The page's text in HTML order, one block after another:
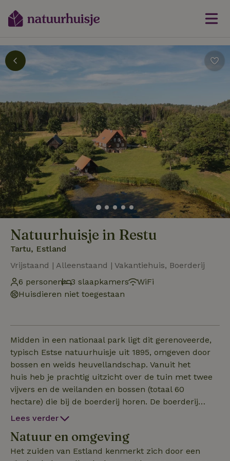
Natuurhuisje in Restu
Tartu, Estland
Vrijstaand | Alleenstaand | Vakantiehuis, Boerderij
6 personen
3 slaapkamers
WiFi
Huisdieren niet toegestaan
Midden in een nationaal park ligt dit gerenoveerde,
typisch Estse natuurhuisje uit 1895, omgeven door
bossen en weids heuvellandschap. Vanuit het
huis heb je prachtig uitzicht over de tuin met twee
vijvers en de weilanden en bossen (totaal 60
hectare) die bij de boerderij horen. De boerderij
bestaat uit meerdere gebouwen, waaronder een
(berging). De boerderij zelf heeft een ruime
entreehal die toegang geeft tot drie slaapkamers en
Lees verder
Natuur en omgeving
Het zuiden van Estland kenmerkt zich door een